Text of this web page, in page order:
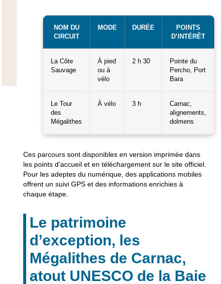
NOM DU
CIRCUIT
MODE DURÉE
POINTS
D’INTÉRÊT
La Côte
Sauvage
À pied
ou à
vélo
2 h 30
Pointe du
Percho, Port
Bara
Le Tour
des
Mégalithes
À vélo 3 h
Carnac,
alignements,
dolmens
Ces parcours sont disponibles en version imprimée dans
les points d’accueil et en téléchargement sur le site officiel.
Pour les adeptes du numérique, des applications mobiles
offrent un suivi GPS et des informations enrichies à
chaque étape.
Le patrimoine
d’exception, les
Mégalithes de Carnac,
atout UNESCO de la Baie